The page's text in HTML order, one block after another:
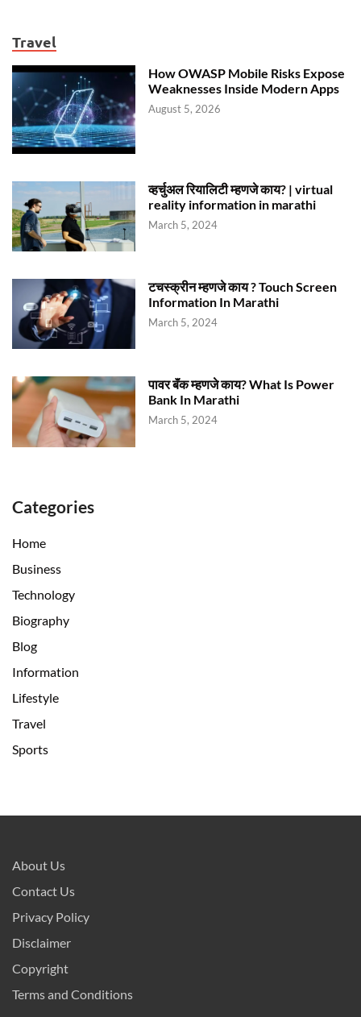
Travel
How OWASP Mobile Risks Expose
Weaknesses Inside Modern Apps
August 5, 2026
व्हर्चुअल रियालिटी म्हणजे काय? | virtual
reality information in marathi
March 5, 2024
टचस्क्रीन म्हणजे काय ? Touch Screen
Information In Marathi
March 5, 2024
पावर बॅंक म्हणजे काय? What Is Power
Bank In Marathi
March 5, 2024
Categories
Home
Business
Technology
Biography
Blog
Information
Lifestyle
Travel
Sports
About Us
Contact Us
Privacy Policy
Disclaimer
Copyright
Terms and Conditions